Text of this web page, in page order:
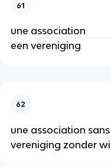
61
une association
een vereniging
62
une association
vereniging zonder